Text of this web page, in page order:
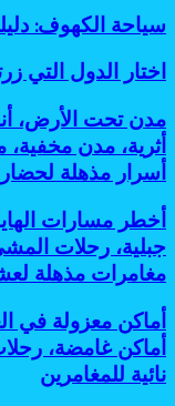
رائعة
لانتشاره
لندن:
جديدة
رؤية
2030
سياحة
الكهوف:
دليلك
لاكتشاف
تحت
الجبال
سياحة الكهوف:
اختار
الدول
زرتها
من
الخريطة
اختار الدول التي
مدن
تحت
الأرض،
أنفاق
حضارات
قديمة،
سياحة
أثرية،
مدن
مخفية،
مساكن
جوفية،
آثار
مدن تحت الأرض،
أثرية، مدن
أسرار مذهلة
أخطر
مسارات
الهايكنج،
هايكنج
العالم،
مغامرات
جبلية،
رحلات
أخطر مسارات
جبلية، رحلات
مغامرات مذهلة
أماكن
معزولة
في
العالم،
أماكن معزولة في
أماكن غامضة،
نائية للمغامرين